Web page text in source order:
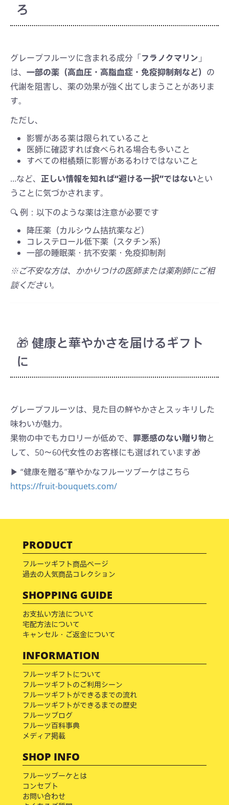
ろ
グレープフルーツに含まれる成分「フラノクマリン 」
は、 一部の薬（高血圧・高脂血症・免疫抑制剤など） の
代謝を阻害し、薬の効果が強く出てしまうことがありま
す。
ただし、
影響がある薬は限られていること
医師に確認すれば食べられる場合も多いこと
すべての柑橘類に影響があるわけではないこと
…など、 正しい情報を知れば“避ける一択”ではないとい
うことに気づかされます。
🔍 例：以下のような薬は注意が必要です
降圧薬（カルシウム拮抗薬など）
コレステロール低下薬（スタチン系）
一部の睡眠薬・抗不安薬・免疫抑制剤
※ご不安な方は、かかりつけの医師または薬剤師にご相
談ください。
🎁 健康と華やかさを届けるギフト
に
グレープフルーツは、見た目の鮮やかさとスッキリした
味わいが魅力。
果物の中でもカロリーが低めで、 罪悪感のない贈り物と
して、50〜60代女性のお客様にも選ばれています🎁
▶ “健康を贈る”華やかなフルーツブーケはこちら
https://fruit-bouquets.com/
PRODUCT
フルーツギフト商品ページ
過去の人気商品コレクション
SHOPPING GUIDE
お支払い方法について
宅配方法について
キャンセル・ご返金について
INFORMATION
フルーツギフトについて
フルーツギフトのご利用シーン
フルーツギフトができるまでの流れ
フルーツギフトができるまでの歴史
フルーツブログ
フルーツ百科事典
メディア掲載
SHOP INFO
フルーツブーケとは
コンセプト
お問い合わせ